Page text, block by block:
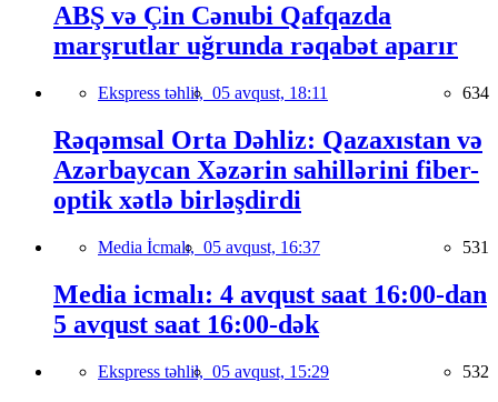
ABŞ və Çin Cənubi Qafqazda
marşrutlar uğrunda rəqabət aparır
Ekspress təhlil, 05 avqust, 18:11 634
Rəqəmsal Orta Dəhliz: Qazaxıstan və
Azərbaycan Xəzərin sahillərini fiber-
optik xətlə birləşdirdi
Media İcmalı, 05 avqust, 16:37 531
Media icmalı: 4 avqust saat 16:00-dan
5 avqust saat 16:00-dək
Ekspress təhlil, 05 avqust, 15:29 532